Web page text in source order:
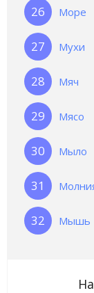
Море
Мухи
Мяч
Мясо
Мыло
Мышь